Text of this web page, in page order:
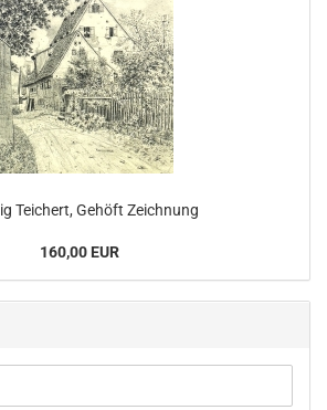
Teichert, Gehöft Zeichnung
160,00 EUR